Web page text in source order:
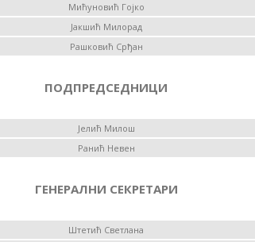
Мићуновић Гојко
Јакшић Милорад
Рашковић Срђан
ПОДПРЕДСЕДНИЦИ
Јелић Милош
Ранић Невен
ГЕНЕРАЛНИ СЕКРЕТАРИ
Штетић Светлана